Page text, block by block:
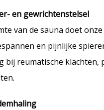
en gewrichtenstelsel
van de sauna doet
en pijnlijke
bij reumatische